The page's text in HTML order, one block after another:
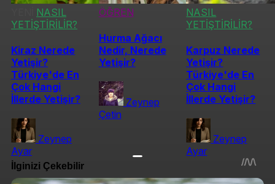
NASIL
YETİŞTİRİLİR?
Kiraz Nerede
Yetişir?
Türkiye'de En
Çok Hangi
İllerde Yetişir?
Zeynep
Ayar
ÖĞREN
Hurma Ağacı
Nedir, Nerede
Yetişir?
Zeynep
Çetin
NASIL
YETİŞTİRİLİR?
Karpuz Nerede
Yetişir?
Türkiye'de En
Çok Hangi
İllerde Yetişir?
Zeynep
Ayar